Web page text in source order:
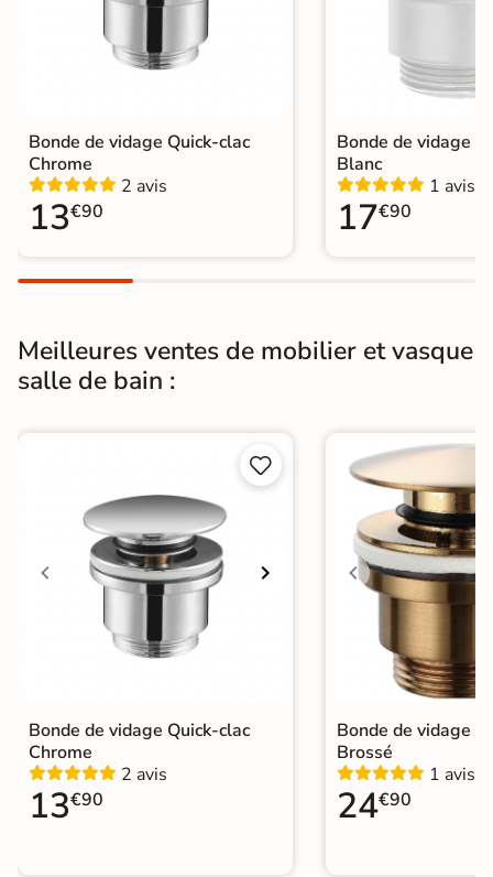
à base de vinaigre blanc est
nécessaire.
Origine Espagne
Catégories Mitigeur de Lavabo et Vasque
Bonde de vidage Quick-clac
Chrome
2 avis
13€90
Bonde de vidage
Blanc
1 avis
17€90
Meilleures ventes de mobilier et vasque
salle de bain :


Bonde de vidage Quick-clac
Chrome
2 avis
13€90
Bonde de vidage
Brossé
1 avis
24€90